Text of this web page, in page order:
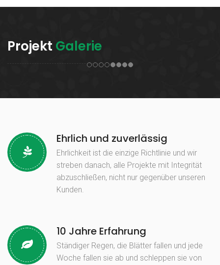
Projekt Galerie
Ehrlich und zuverlässig
Ehrlichkeit ist die einzige Richtlinie und wir
streben danach, alle Projekte mit Integrität
abzuschließen, nicht nur gegenüber unseren
Kunden.
10 Jahre Erfahrung
Ständiger Regen, die Blätter fallen und jede
Woche fallen sie ab und schleppen sie von